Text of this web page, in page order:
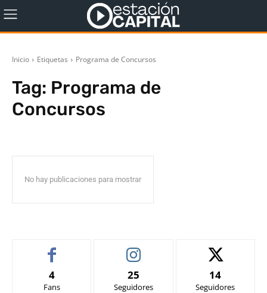
Inicio Etiquetas Programa de Concursos
Tag: Programa de
Concursos
No hay publicaciones para mostrar
4
Fans
25
Seguidores
14
Seguidores